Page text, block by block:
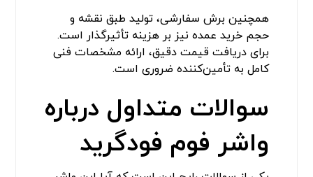
همچنین برش سفارشی، تولید طبق نقشه و
حجم خرید عمده نیز بر هزینه تأثیرگذار است.
برای دریافت قیمت دقیق، ارائه مشخصات فنی
کامل به تأمین‌کننده ضروری است.
سوالات متداول درباره
واشر فوم فودگرید